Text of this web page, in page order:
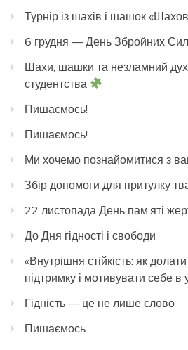
Турнір із шахів і шашок
6 грудня — День Збройних Сил
Шахи, шашки та незламний дух
студентства
Пишаємось!
Пишаємось!
Ми хочемо познайомитися з
Збір допомоги для притулку
22 листопада День пам’яті
До Дня гідності і свободи
«Внутрішня стійкість: як
підтримку і мотивувати себе в
Гідність — це не лише слово
Пишаємось